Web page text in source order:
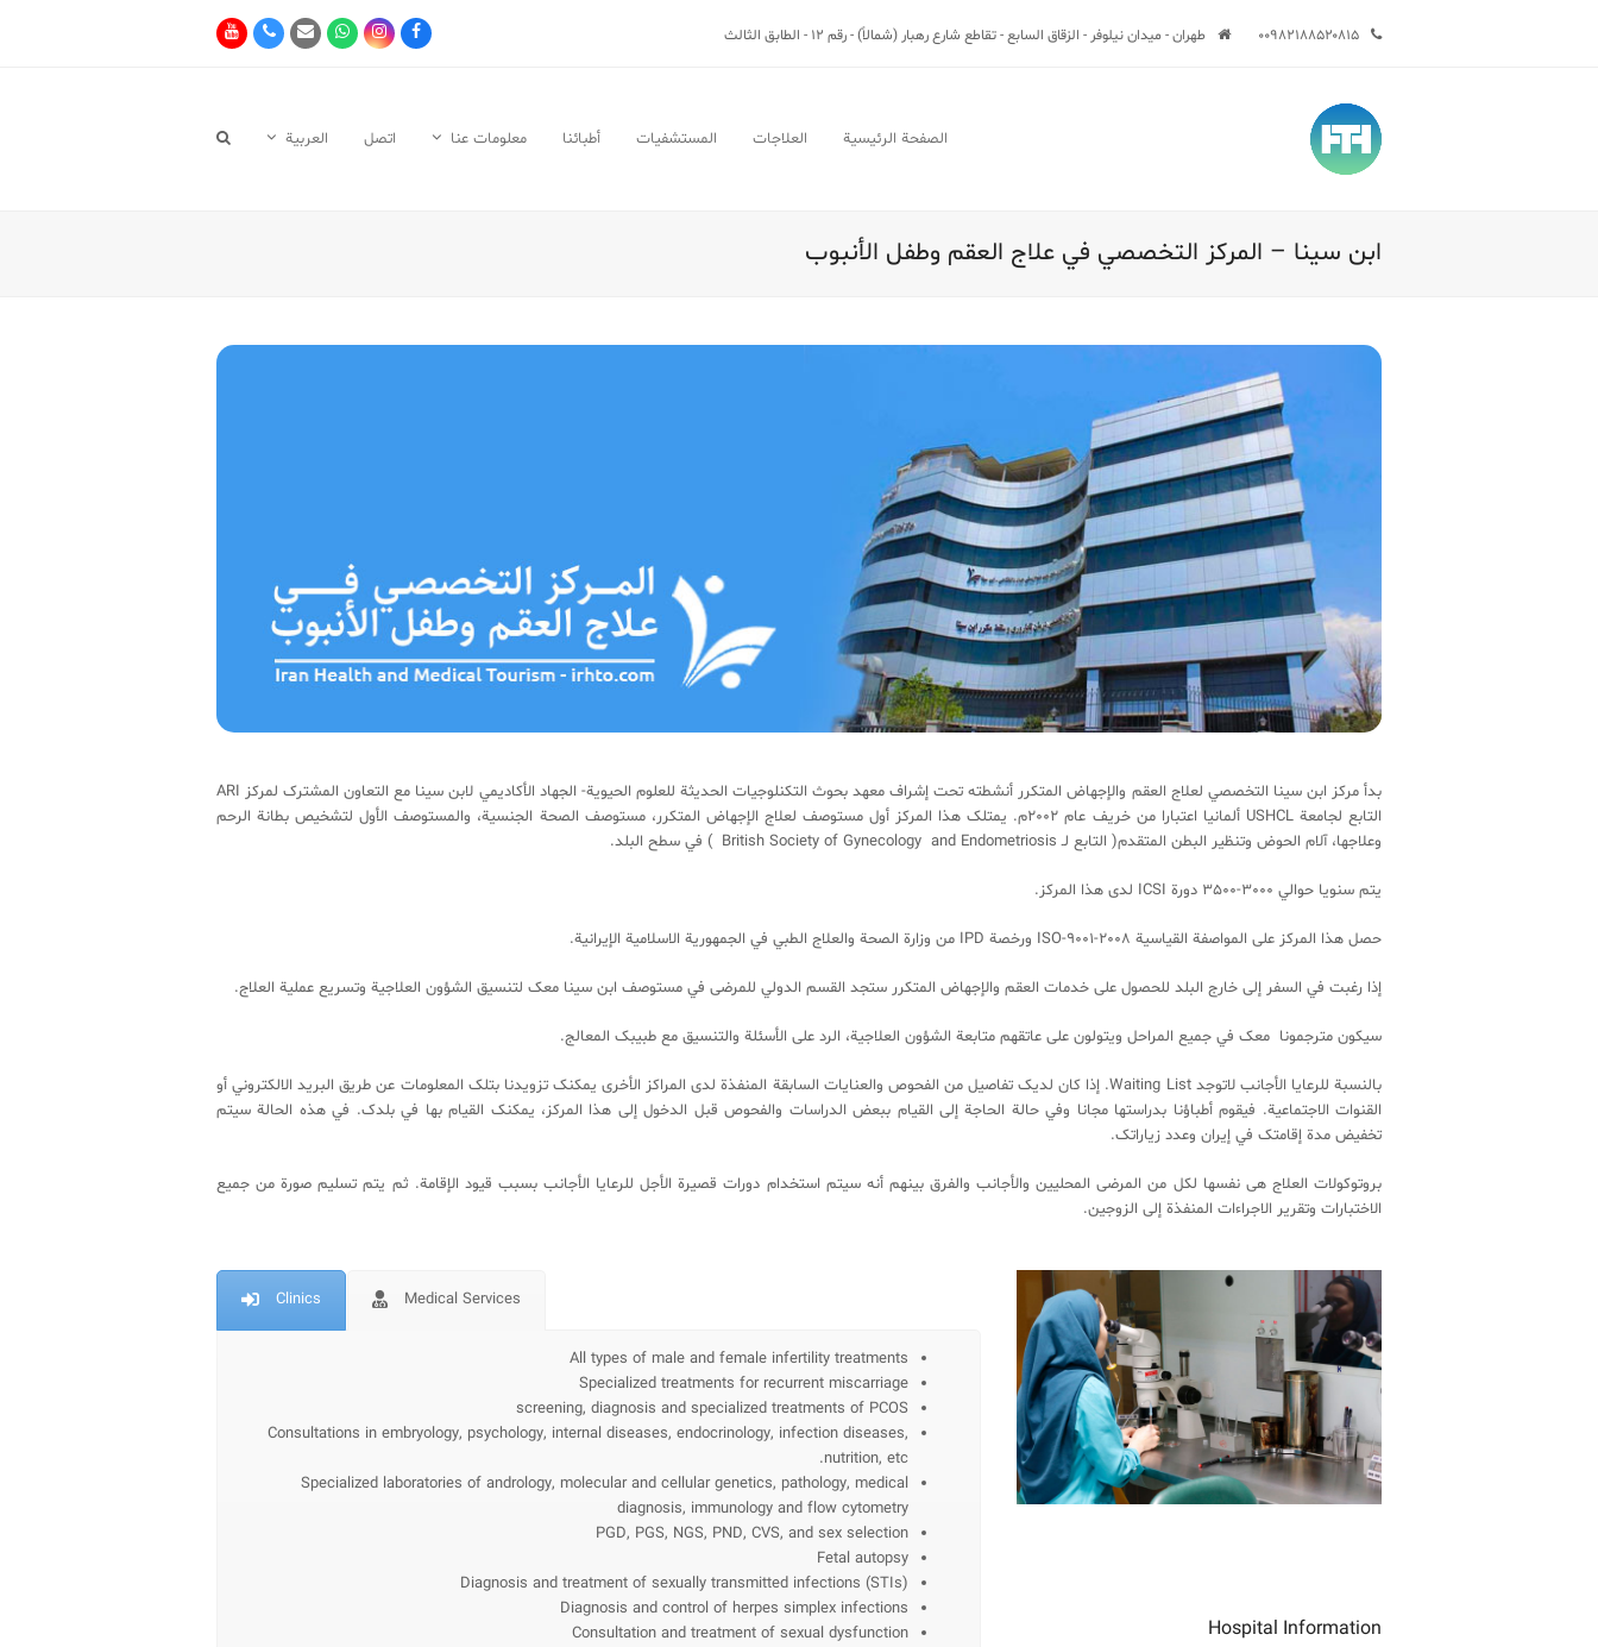
طهران - ميدان نيلوفر - الزقاق السابع - تقاطع شارع رهبار (شمالاً) - رقم 12 - الطابق الثالث Facebook
Instagram
Whatsapp
Email
Phone
Youtube
الصفحة الرئيسية العلاجات المستشفيات أطبائنا معلومات عنا اتصل العربية
ابن سینا – المركز التخصصي في علاج العقم وطفل الأنبوب
بدأ مرکز ابن سینا التخصصي لعلاج العقم والإجهاض المتکرر أنشطته تحت إشراف معهد بحوث التکنلوجیات الحدیثة للعلوم الحیویة- الجهاد الأکادیمي لابن سینا مع التعاون المشترک لمرکز ARI
التابع لجامعة USHCL ألمانیا اعتبارا من خریف عام 2002م. یمتلک هذا المرکز أول مستوصف لعلاج الإجهاض المتکرر، مستوصف الصحة الجنسیة، والمستوصف الأول لتشخیص بطانة الرحم
وعلاجها، آلام الحوض وتنظیر البطن المتقدم( التابع لـ British Society of Gynecology and Endometriosis ) في سطح البلد.
یتم سنویا حوالي 3000-3500 دورة ICSI لدی هذا المرکز.
حصل هذا المرکز علی المواصفة القیاسیة ISO-9001-2008 ورخصة IPD من وزارة الصحة والعلاج الطبي في الجمهوریة الاسلامیة الإیرانیة.
إذا رغبت في السفر إلی خارج البلد للحصول علی خدمات العقم والإجهاض المتکرر ستجد القسم الدولي للمرضی في مستوصف ابن سینا معک لتنسیق الشؤون العلاجیة وتسریع عملیة العلاج.
سیکون مترجمونا معک في جمیع المراحل ویتولون علی عاتقهم متابعة الشؤون العلاجیة، الرد علی الأسئلة والتنسیق مع طبیبک المعالج.
بالنسبة للرعایا الأجانب لاتوجد Waiting List. إذا کان لدیک تفاصیل من الفحوص والعنایات السابقة المنفذة لدی المراکز الأخری یمکنک تزویدنا بتلک المعلومات عن طریق البرید الالکتروني أو
القنوات الاجتماعیة. فیقوم أطباؤنا بدراستها مجانا وفي حالة الحاجة إلی القیام ببعض الدراسات والفحوص قبل الدخول إلی هذا المرکز، یمکنک القیام بها في بلدک. في هذه الحالة سیتم
تخفیض مدة إقامتک في إیران وعدد زیاراتک.
بروتوکولات العلاج هی نفسها لکل من المرضی المحلیین والأجانب والفرق بینهم أنه سیتم استخدام دورات قصیرة الأجل للرعایا الأجانب بسبب قیود الإقامة. ثم یتم تسلیم صورة من جمیع
الاختبارات وتقریر الاجراءات المنفذة إلی الزوجین.
Medical Services
Clinics
All types of male and female infertility treatments
Specialized treatments for recurrent miscarriage
screening, diagnosis and specialized treatments of PCOS
Consultations in embryology, psychology, internal diseases, endocrinology, infection diseases,
nutrition, etc.
Specialized laboratories of andrology, molecular and cellular genetics, pathology, medical
diagnosis, immunology and flow cytometry
PGD, PGS, NGS, PND, CVS, and sex selection
Fetal autopsy
Diagnosis and treatment of sexually transmitted infections (STIs)
Diagnosis and control of herpes simplex infections
Consultation and treatment of sexual dysfunction
Hospital Information